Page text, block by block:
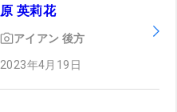
原 英莉花
アイアン 後方
2023年4月19日